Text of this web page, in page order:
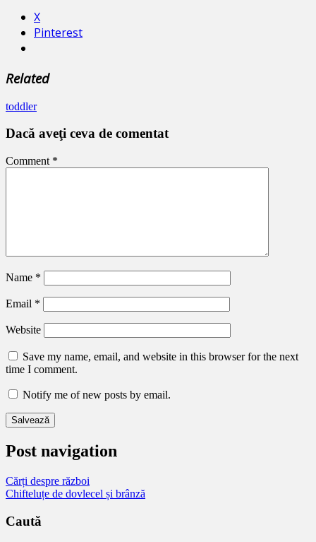
X
Pinterest
Related
toddler
Dacă aveţi ceva de comentat
Comment *
Name *
Email *
Website
Save my name, email, and website in this browser for the next
time I comment.
Notify me of new posts by email.
Post navigation
Cărți despre război
Chifteluțe de dovlecel și brânză
Caută